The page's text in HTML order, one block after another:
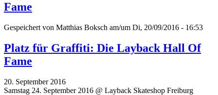
Fame
Gespeichert von Matthias Boksch am/um Di, 20/09/2016 - 16:53
Platz für Graffiti: Die Layback Hall Of
Fame
20. September 2016
Samstag 24. September 2016 @ Layback Skateshop Freiburg